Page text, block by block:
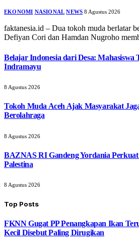
EKONOMI NASIONAL NEWS 8 Agustus 2026
faktanesia.id – Dua tokoh muda berlatar
Defiyan Cori dan Hamdan Nugroho
Belajar Indonesia dari Desa: Mahasiswa
Indramayu
8 Agustus 2026
Tokoh Muda Aceh Ajak Masyarakat
Berolahraga
8 Agustus 2026
BAZNAS RI Gandeng Yordania
Palestina
8 Agustus 2026
Top Posts
FKNN Gugat PP Penangkapan Ikan
Kecil Disebut Paling Dirugikan